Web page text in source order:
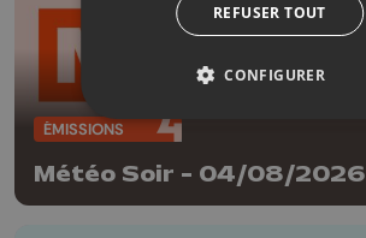
ÉMISSIONS
Météo Soir - 04/08/2026
REFUSER TOUT
CONFIGURER